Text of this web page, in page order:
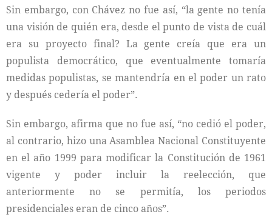
Sin embargo, con Chávez no fue así, “la gente no tenía
una visión de quién era, desde el punto de vista de cuál
era su proyecto final? La gente creía que era un
populista democrático, que eventualmente tomaría
medidas populistas, se mantendría en el poder un rato
y después cedería el poder”.
Sin embargo, afirma que no fue así, “no cedió el poder,
al contrario, hizo una Asamblea Nacional Constituyente
en el año 1999 para modificar la Constitución de 1961
vigente y poder incluir la reelección, que
anteriormente no se permitía, los periodos
presidenciales eran de cinco años”.